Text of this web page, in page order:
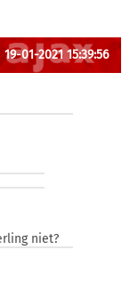
19-01-2021 15:39:56
niet?